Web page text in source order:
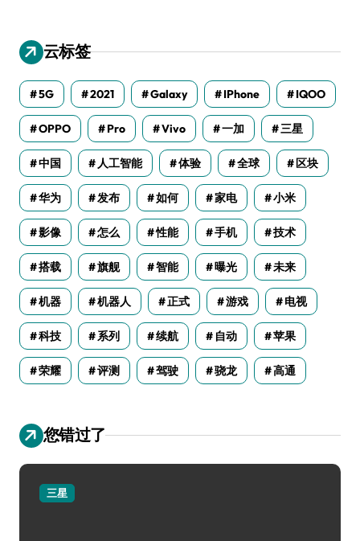
云标签
5G 2021 Galaxy IPhone IQOO
OPPO Pro Vivo 一加 三星
中国 人工智能 体验 全球 区块
华为 发布 如何 家电 小米
影像 怎么 性能 手机 技术
搭载 旗舰 智能 曝光 未来
机器 机器人 正式 游戏 电视
科技 系列 续航 自动 苹果
荣耀 评测 驾驶 骁龙 高通
您错过了
三星